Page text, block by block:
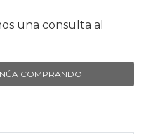
una consulta al
COMPRANDO